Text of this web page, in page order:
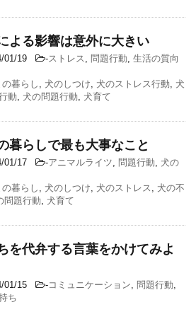
よる影響は意外に大きい
01/19 -ストレス 問題行動 生活の質向
の暮らし
犬のしつけ 犬のストレス行動
犬
動
犬の問題行動 犬育て
暮らしで最も大事なこと
01/17 -アニマルライツ 問題行動
犬の
の暮らし
犬のしつけ 犬のストレス
犬の不
問題行動 犬育て
を代弁する言葉をかけてみよ
01/15 -コミュニケーション 問題行動
ち